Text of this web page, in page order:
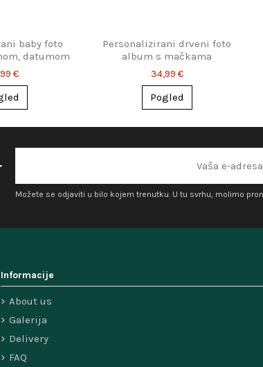
baby foto
datumom
€
Personalizirani drveni foto
album s mačkama
34,99 €
Pogled
Možete se odjaviti u bilo kojem trenutku. U tu svrhu, molimo
Informacije
About us
Galerija
Delivery
FAQ